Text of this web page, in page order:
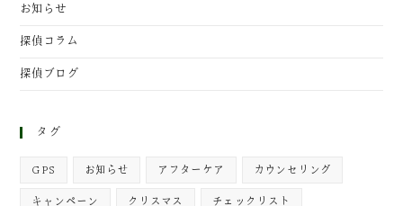
お知らせ
探偵コラム
探偵ブログ
タグ
GPS お知らせ アフターケア カウンセリング
キャンペーン クリスマス チェックリスト